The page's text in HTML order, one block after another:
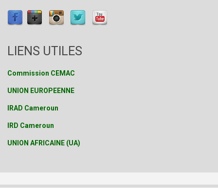
LIENS UTILES
Commission CEMAC
UNION EUROPEENNE
IRAD Cameroun
IRD Cameroun
UNION AFRICAINE (UA)